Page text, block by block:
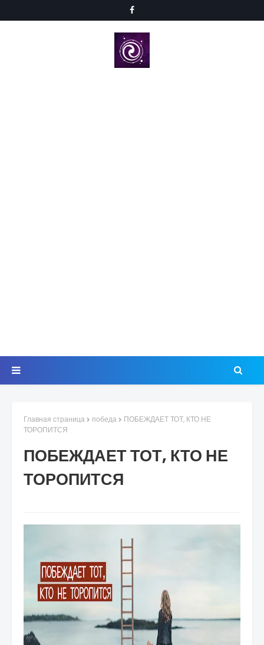
Главная страница победа
ПОБЕЖДАЕТ ТОТ, КТО НЕ
ТОРОПИТСЯ
ПОБЕЖДАЕТ ТОТ, КТО НЕ
ТОРОПИТСЯ